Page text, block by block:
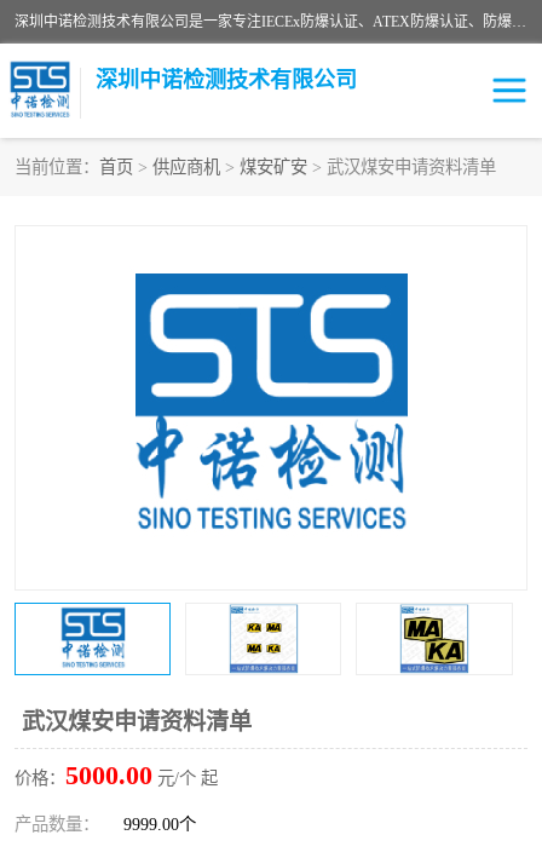
深圳中诺检测技术有限公司是一家专注IECEx防爆认证、ATEX防爆认证、防爆电气检测、防爆合格证、煤安认证等代理机构，可为客户提供从防爆设计、认证、现场检查、工程施工改造、培训等一站式服务。
深圳中诺检测技术有限公司
当前位置： 首页 > 供应商机 > 煤安矿安 > 武汉煤安申请资料清单
武汉煤安申请资料清单
价格： 5000.00 元/个 起
产品数量： 9999.00个
防爆3C认证 现场防爆检测
煤安矿安
IECEx防爆认证 防爆设计
防爆资质证书 各国防爆认证
SIL认证
防爆认证代理机构 煤安认证机构